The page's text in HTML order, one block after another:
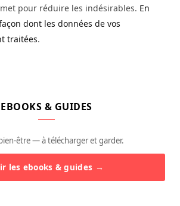
pour réduire les indésirables. En
dont les données de vos
traitées.
EBOOKS & GUIDES
être — à télécharger et garder.
les ebooks & guides →